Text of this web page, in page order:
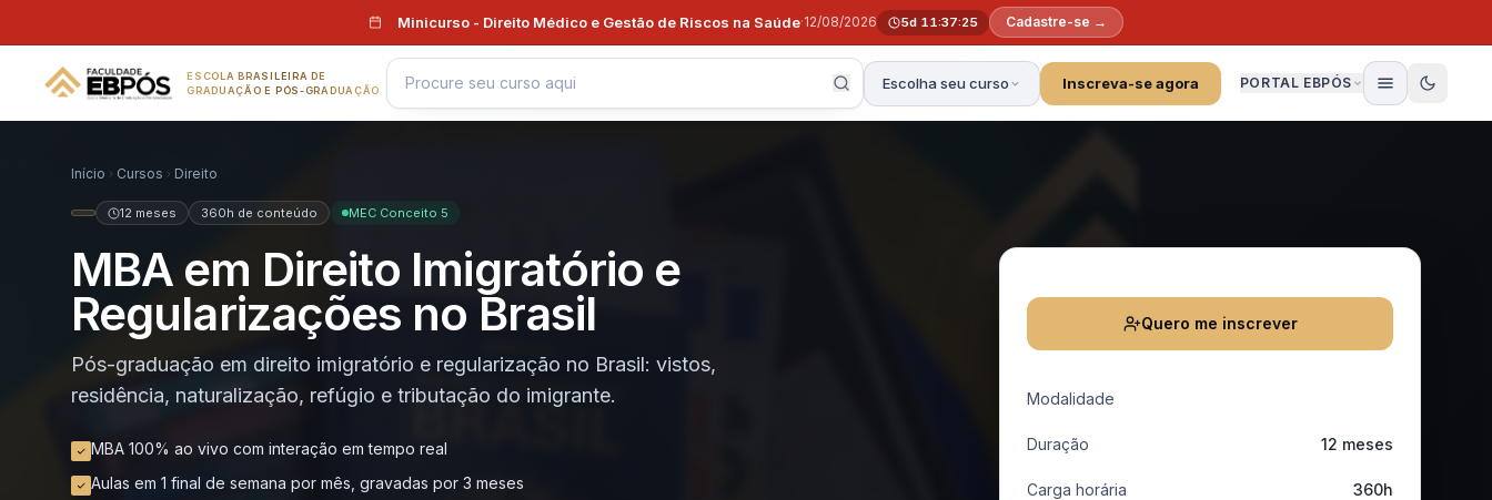
Minicurso - Direito Médico e Gestão de Riscos na Saúde·12/08/2026 5d 11:37:24 Cadastre-se →
ESCOLA BRASILEIRA DE
GRADUAÇÃO E PÓS-GRADUAÇÃO
Escolha seu curso Inscreva-se agora PORTAL EBPÓS
Início Cursos Direito
12 meses 360h de conteúdo MEC Conceito 5
MBA em Direito Imigratório e
Regularizações no Brasil
Pós-graduação em direito imigratório e regularização no Brasil: vistos,
residência, naturalização, refúgio e tributação do imigrante.
MBA 100% ao vivo com interação em tempo real
Aulas em 1 final de semana por mês, gravadas por 3 meses
Quero me inscrever
Modalidade
Duração 12 meses
Carga horária 360h